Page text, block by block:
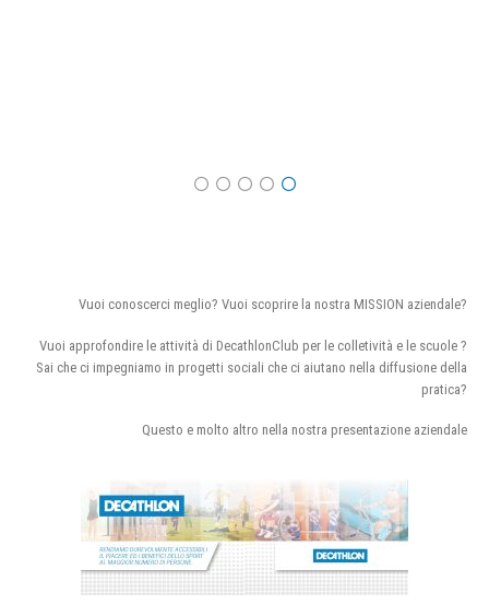
Vuoi conoscerci meglio? Vuoi scoprire la nostra MISSION aziendale?
Vuoi approfondire le attività di DecathlonClub per le colletività e le scuole ?
Sai che ci impegniamo in progetti sociali che ci aiutano nella diffusione della
pratica?
Questo e molto altro nella nostra presentazione aziendale